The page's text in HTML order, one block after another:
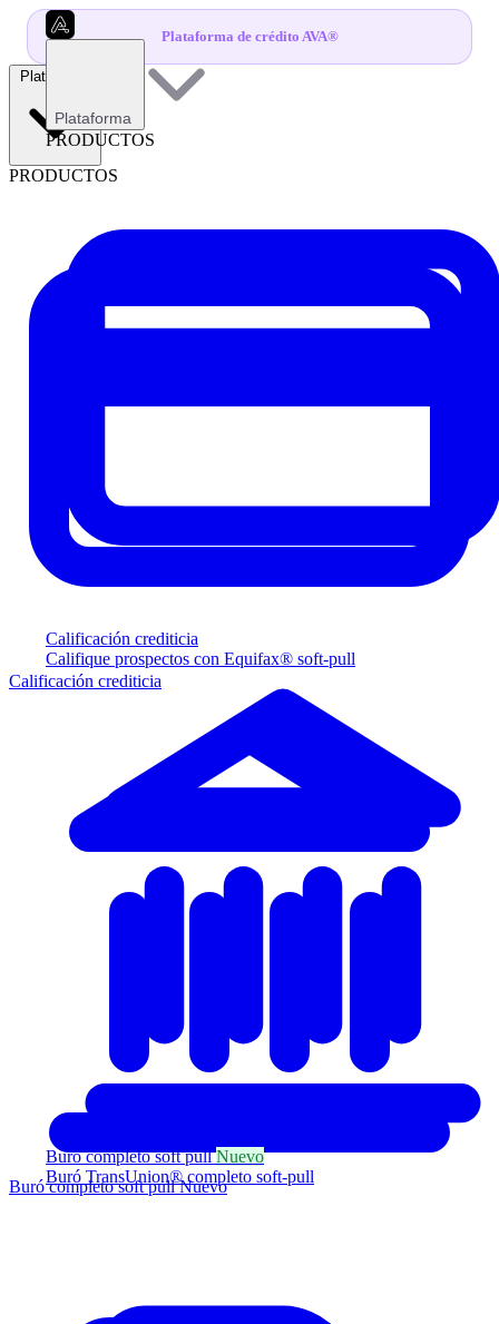
Plataforma de crédito AVA®
Plataforma
PRODUCTOS
Calificación crediticia
Califique prospectos con Equifax® soft-pull
Buró completo soft pullNuevo
Buró TransUnion® completo soft-pull
Plataforma
PRODUCTOS
Calificación crediticia
Buró completo soft pullNuevo